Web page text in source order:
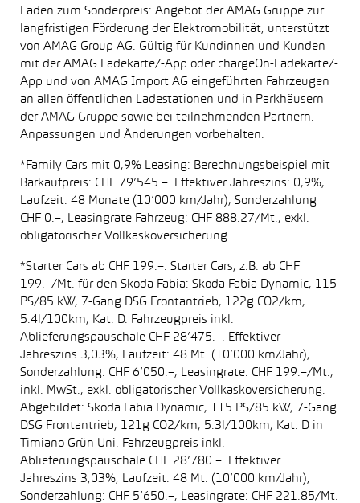
Laden zum Sonderpreis: Angebot der AMAG Gruppe zur
langfristigen Förderung der Elektromobilität, unterstützt
von AMAG Group AG. Gültig für Kundinnen und Kunden
mit der AMAG Ladekarte/-App oder chargeOn-Ladekarte/-
App und von AMAG Import AG eingeführten Fahrzeugen
an allen öffentlichen Ladestationen und in Parkhäusern
der AMAG Gruppe sowie bei teilnehmenden Partnern.
Anpassungen und Änderungen vorbehalten.
*Family Cars mit 0,9% Leasing: Berechnungsbeispiel mit
Barkaufpreis: CHF 79’545.–. Effektiver Jahreszins: 0,9%,
Laufzeit: 48 Monate (10’000 km/Jahr), Sonderzahlung
CHF 0.–, Leasingrate Fahrzeug: CHF 888.27/Mt., exkl.
obligatorischer Vollkaskoversicherung.
*Starter Cars ab CHF 199.–: Starter Cars, z.B. ab CHF
199.–/Mt. für den Skoda Fabia: Skoda Fabia Dynamic, 115
PS/85 kW, 7-Gang DSG Frontantrieb, 122g CO2/km,
5.4l/100km, Kat. D. Fahrzeugpreis inkl.
Ablieferungspauschale CHF 28’475.–. Effektiver
Jahreszins 3,03%, Laufzeit: 48 Mt. (10’000 km/Jahr),
Sonderzahlung: CHF 6’050.–, Leasingrate: CHF 199.–/Mt.,
inkl. MwSt., exkl. obligatorischer Vollkaskoversicherung.
Abgebildet: Skoda Fabia Dynamic, 115 PS/85 kW, 7-Gang
DSG Frontantrieb, 121g CO2/km, 5.3l/100km, Kat. D in
Timiano Grün Uni. Fahrzeugpreis inkl.
Ablieferungspauschale CHF 28’780.–. Effektiver
Jahreszins 3,03%, Laufzeit: 48 Mt. (10’000 km/Jahr),
Sonderzahlung: CHF 5’650.–, Leasingrate: CHF 221.85/Mt.